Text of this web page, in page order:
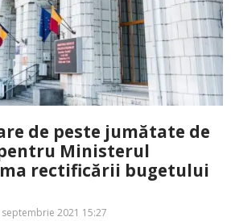
de peste jumătate de
Ministerul
rectificării bugetului
septembrie 2021 15:27